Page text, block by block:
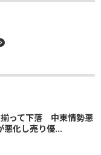
揃って下落 中東情勢悪
悪化し売り優...